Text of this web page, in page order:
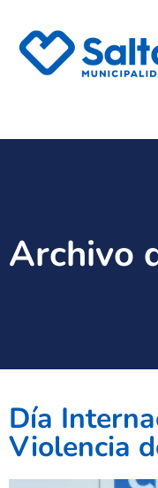
Archivo
Día
Violencia